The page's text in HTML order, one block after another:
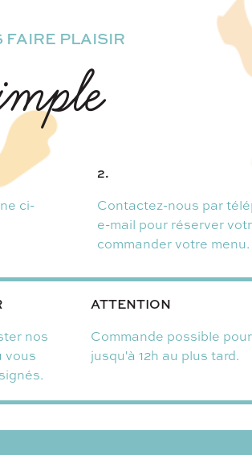
FAIRE PLAISIR
ci-
2.
Contactez-nous par
e-mail pour réserver
commander votre menu.
nos
vous
ATTENTION
Commande possible
jusqu'à 12h au plus tard.